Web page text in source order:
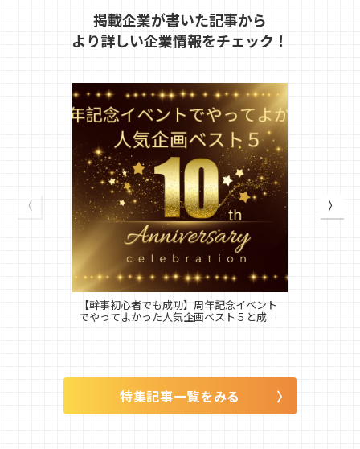
掲載企業が書いた記事から
より詳しい企業情報をチェック！
【幹事初心者でも成功】周年記念イベント
でやってよかった人気企画ベスト５と成功
特集記事一覧をみる